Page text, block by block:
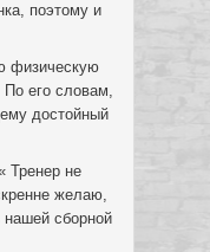
поэтому и
физическую
По его словам,
достойный
Тренер не
желаю,
нашей сборной